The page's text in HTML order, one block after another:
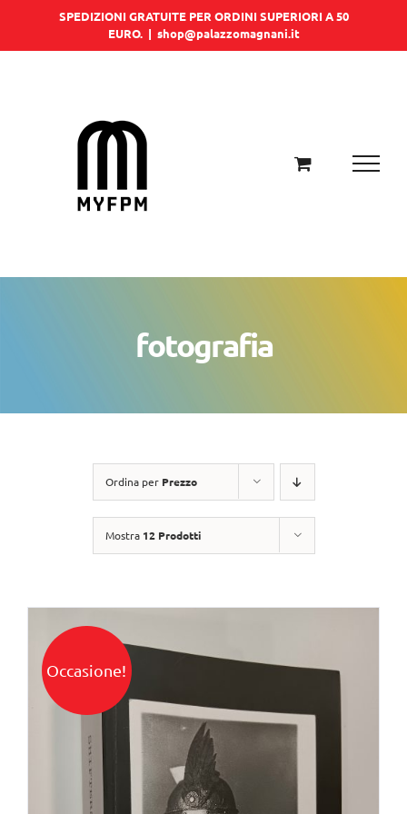
SPEDIZIONI GRATUITE PER ORDINI SUPERIORI A 50
EURO. | shop@palazzomagnani.it
fotografia
Ordina per Prezzo
Mostra 12 Prodotti
Occasione!